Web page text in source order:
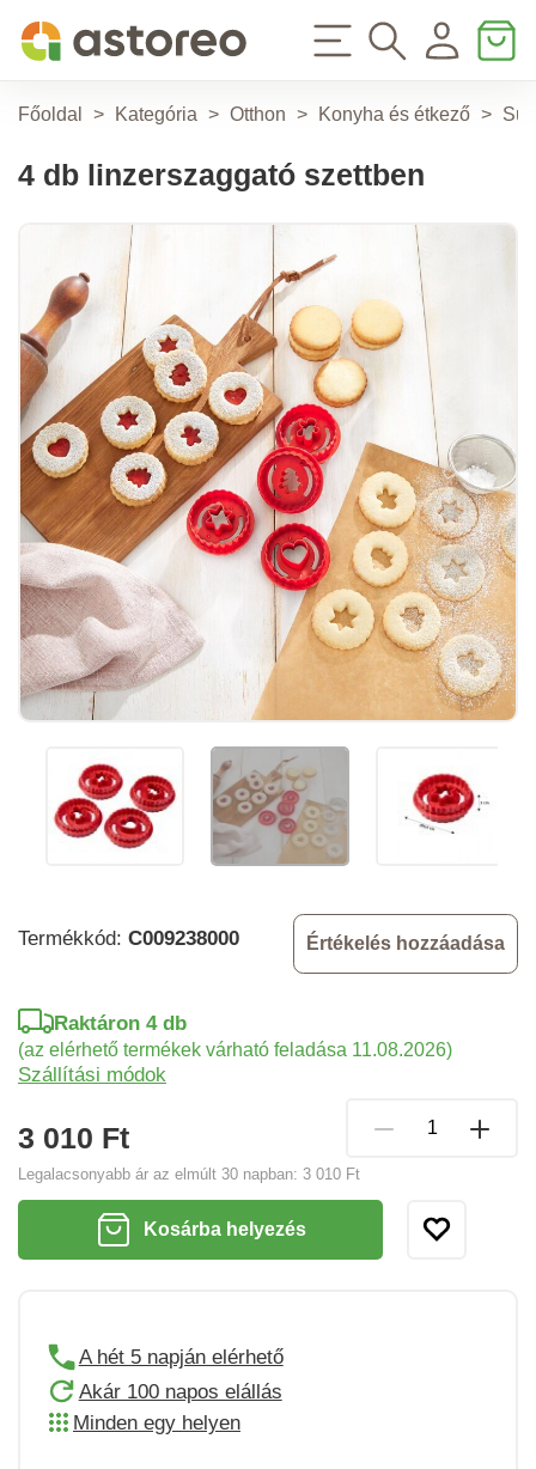
Főoldal > Kategória > Otthon > Konyha és étkező >
4 db linzerszaggató szettben
Termékkód: C009238000 Értékelés hozzáadása
3 010 Ft
Legalacsonyabb ár az elmúlt 30 napban: 3 010 Ft
Raktáron 4 db
(az elérhető termékek várható feladása 11.08.2026)
Szállítási módok
Kosárba helyezés
A hét 5 napján elérhető
Akár 100 napos elállás
Minden egy helyen